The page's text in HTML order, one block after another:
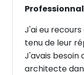
J'ai eu
tenu de leur
J'avais besoin
architecte